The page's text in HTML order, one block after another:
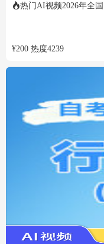
热门 AI视频2026年全
¥200 热度4239